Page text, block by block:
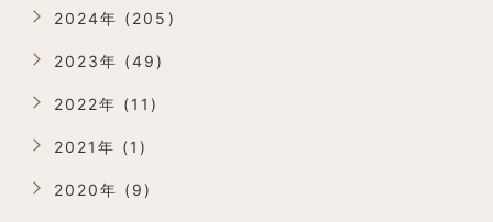
2024年 (205)
2023年 (49)
2022年 (11)
2021年 (1)
2020年 (9)